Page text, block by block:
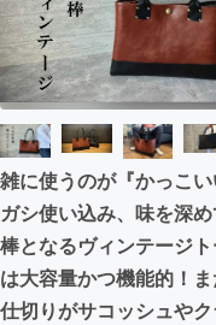
映像・映画
ビジネス・
まちづくり
CAMPFIRE for
CAMPFIREふ
雑に使うのが『かっこ
ガシ使い込み、味を深
棒となるヴィンテージ
は大容量かつ機能的！
仕切りがサコッシュや